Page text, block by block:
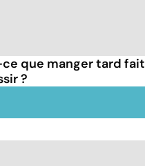
que manger tard fait
?